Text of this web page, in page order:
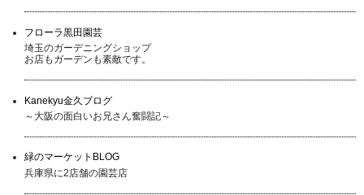
フローラ黒田園芸
埼玉のガーデニングショップ
お店もガーデンも素敵です。
Kanekyu金久ブログ
～大阪の面白いお兄さん奮闘記～
緑のマーケットBLOG
兵庫県に2店舗の園芸店